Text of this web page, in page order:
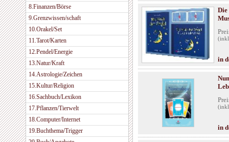
8.Finanzen/Börse
9.Grenzwissen/schaft
10.Orakel/Set
11.Tarot/Karten
12.Pendel/Energie
13.Natur/Kraft
14.Astrologie/Zeichen
15.Kultur/Religion
16.Sachbuch/Lexikon
17.Pflanzen/Tierwelt
18.Computer/Internet
19.Buchthema/Trigger
Die
in
in